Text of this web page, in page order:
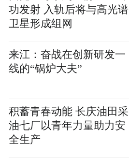
功发射 入轨后将与高光谱
卫星形成组网
来江：奋战在创新研发一
线的“锅炉大夫”
积蓄青春动能 长庆油田采
油七厂以青年力量助力安
全生产